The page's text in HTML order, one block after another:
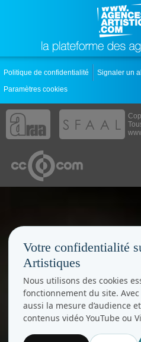
Politique de confidentialité Signaler un
Paramètres cookies
Votre confidentialité
Artistiques
Nous utilisons des cookies
fonctionnement du site.
aussi la mesure d’audience
contenus vidéo YouTube ou